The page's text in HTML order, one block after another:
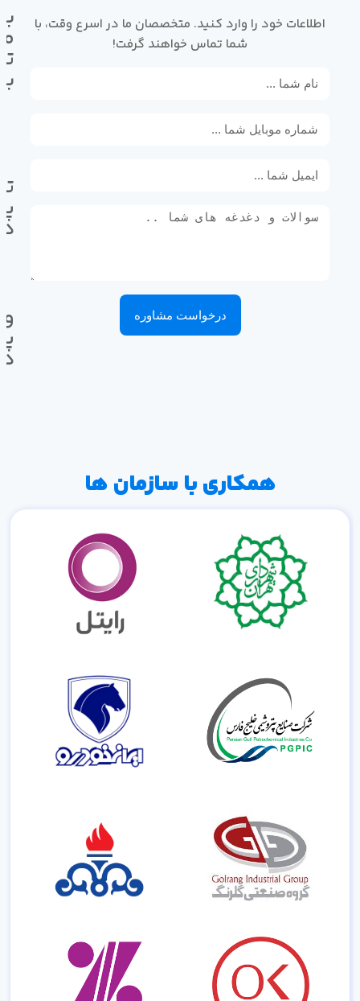
اطلاعات خود را وارد کنید. متخصصان ما در اسرع وقت، با
شما تماس خواهند گرفت!
درخواست مشاوره
با
همکاری با سازمان ها